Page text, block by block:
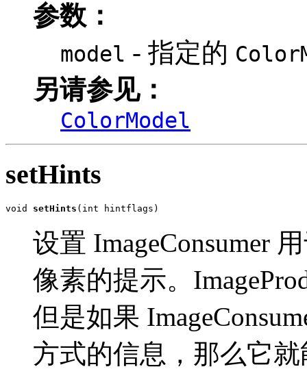
参数：
model - 指定的
另请参见：
ColorModel
setHints
void setHints (int hintflags)
设置 ImageConsumer
像素的提示。
但是如果
方式的信息，那么它